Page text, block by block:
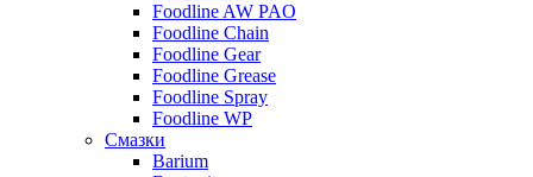
Foodline AW PAO
Foodline Chain
Foodline Gear
Foodline Grease
Foodline Spray
Foodline WP
Смазки
Barium